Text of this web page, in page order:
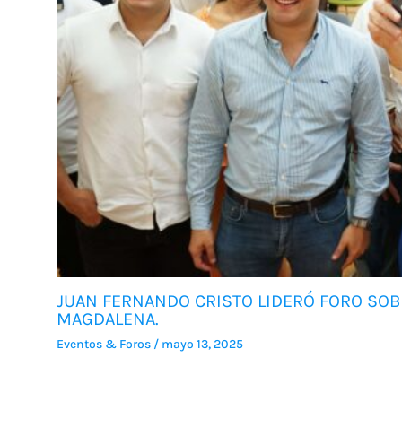
JUAN FERNANDO CRISTO LIDERÓ FORO
MAGDALENA.
Eventos & Foros/ mayo 13, 2025